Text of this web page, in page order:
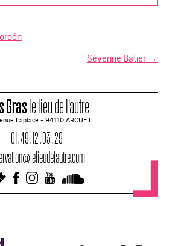
Séverine Batier →
Grasle lieu de l'autre
Laplace - 94110 ARCUEIL
01 . 49 . 12 . 03 . 29